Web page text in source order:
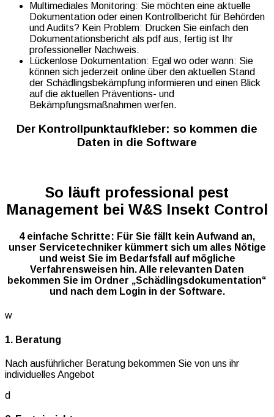
Multimediales Monitoring: Sie möchten eine aktuelle
Dokumentation oder einen Kontrollbericht für Behörden
und Audits? Kein Problem: Drucken Sie einfach den
Dokumentationsbericht als pdf aus, fertig ist Ihr
professioneller Nachweis.
Lückenlose Dokumentation: Egal wo oder wann: Sie
können sich jederzeit online über den aktuellen Stand
der Schädlingsbekämpfung informieren und einen Blick
auf die aktuellen Präventions- und
Bekämpfungsmaßnahmen werfen.
Der Kontrollpunktaufkleber: so kommen die
Daten in die Software
So läuft professional pest
Management bei W&S Insekt Control
4 einfache Schritte: Für Sie fällt kein Aufwand an,
unser Servicetechniker kümmert sich um alles Nötige
und weist Sie im Bedarfsfall auf mögliche
Verfahrensweisen hin. Alle relevanten Daten
bekommen Sie im Ordner „Schädlingsdokumentation“
und nach dem Login in der Software.
w
1. Beratung
Nach ausführlicher Beratung bekommen Sie von uns ihr
individuelles Angebot
d